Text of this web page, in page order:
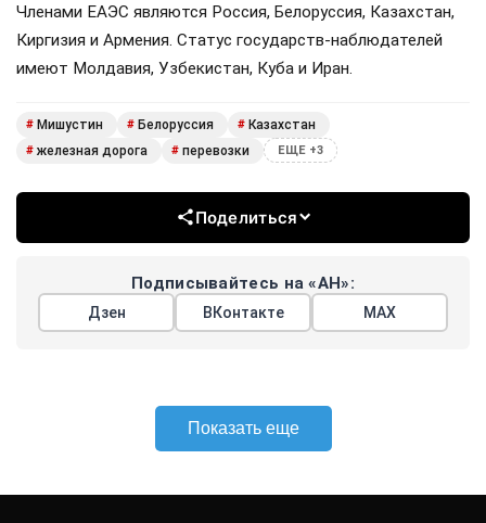
Членами ЕАЭС являются Россия, Белоруссия, Казахстан,
Киргизия и Армения. Статус государств-наблюдателей
имеют Молдавия, Узбекистан, Куба и Иран.
# Мишустин # Белоруссия # Казахстан
# железная дорога # перевозки ЕЩЕ +3
Поделиться
Подписывайтесь на «АН»:
Дзен ВКонтакте МАХ
Показать еще